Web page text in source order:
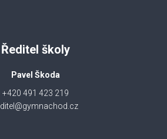
Ředitel školy
Pavel Škoda
+420 491 423 219